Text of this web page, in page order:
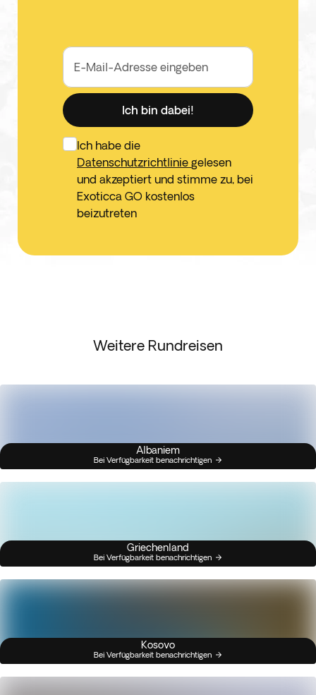
E-Mail-Adresse eingeben
Ich bin dabei!
Ich habe die
Datenschutzrichtlinie gelesen
und akzeptiert und stimme zu, bei
Exoticca GO kostenlos
beizutreten
Weitere Rundreisen
Albaniem
Bei Verfügbarkeit benachrichtigen
Griechenland
Bei Verfügbarkeit benachrichtigen
Kosovo
Bei Verfügbarkeit benachrichtigen